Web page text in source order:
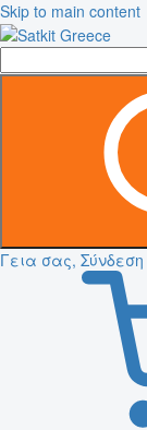
Skip to main content
Γεια σας, Σύνδεση